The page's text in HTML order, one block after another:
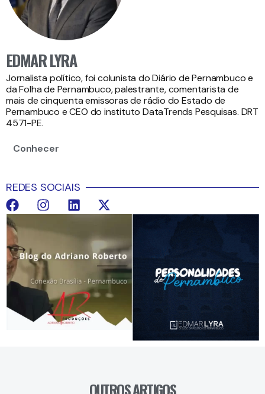
EDMAR LYRA
Jornalista político, foi colunista do Diário de Pernambuco e
da Folha de Pernambuco, palestrante, comentarista de
mais de cinquenta emissoras de rádio do Estado de
Pernambuco e CEO do instituto DataTrends Pesquisas. DRT
4571-PE.
Conhecer
REDES SOCIAIS
OUTROS ARTIGOS